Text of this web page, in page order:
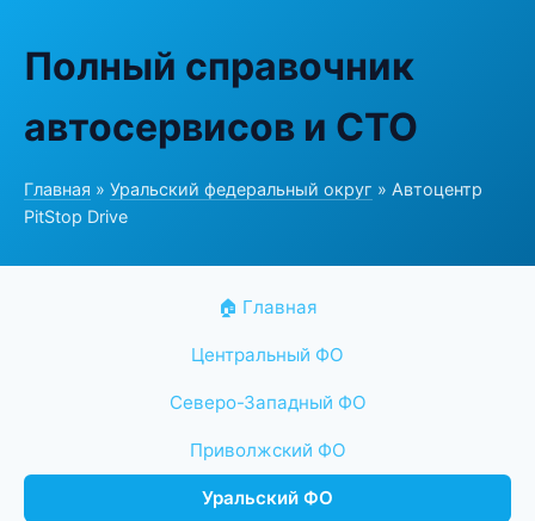
Полный справочник
автосервисов и СТО
Главная » Уральский федеральный округ » Автоцентр
PitStop Drive
🏠 Главная
Центральный ФО
Северо-Западный ФО
Приволжский ФО
Уральский ФО